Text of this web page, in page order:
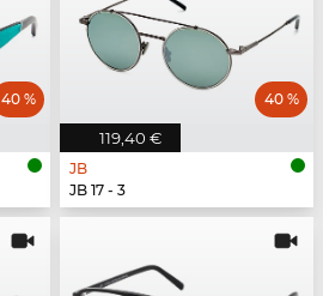
40 %
119,40 €
40 %
JB
JB 17 - 3